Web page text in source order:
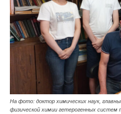
На фото: доктор химических наук,
физической химии гетерогенных